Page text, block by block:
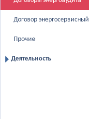
Договор энергосервисный
Прочие
Деятельность